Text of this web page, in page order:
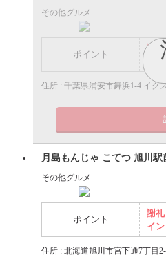
その他グルメ
ポイント
謝
イン
住所 : 千葉県浦安市舞浜1-4 イク
月島もんじゃ こてつ 旭川駅
その他グルメ
ポイント
謝
イン
住所 : 北海道旭川市宮下通7丁目